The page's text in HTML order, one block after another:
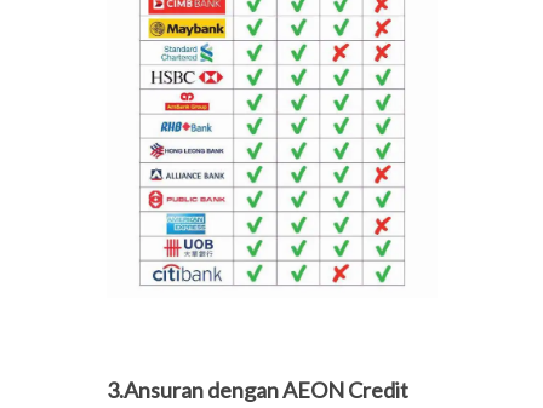
3.Ansuran dengan AEON Credit